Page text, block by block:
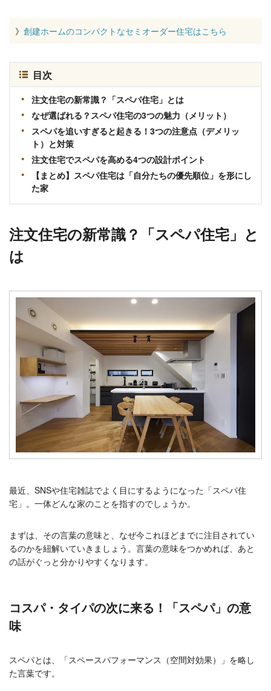
》 創建ホームのコンパクトなセミオーダー住宅はこちら
目次
注文住宅の新常識？「スペパ住宅」とは
なぜ選ばれる？スペパ住宅の3つの魅力（メリット）
スペパを追いすぎると起きる！3つの注意点（デメリッ
ト）と対策
注文住宅でスペパを高める4つの設計ポイント
【まとめ】スペパ住宅は「自分たちの優先順位」を形にし
た家
注文住宅の新常識？「スペパ住宅」と
は
最近、SNSや住宅雑誌でよく目にするようになった「スペパ住
宅」。一体どんな家のことを指すのでしょうか。
まずは、その言葉の意味と、なぜ今これほどまでに注目されてい
るのかを紐解いていきましょう。言葉の意味をつかめれば、あと
の話がぐっと分かりやすくなります。
コスパ・タイパの次に来る！「スペパ」の意
味
スペパとは、「スペースパフォーマンス（空間対効果）」を略し
た言葉です。